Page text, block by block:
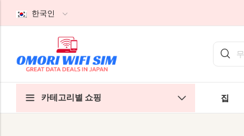
한국인
카테고리별 쇼핑 집
기본 스타일
일본 관광객 SIM
기본 스타일
홈 WiFi 무제한
기본 스타일
회사 소개